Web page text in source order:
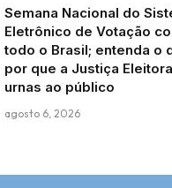
Semana Nacional do
Eletrônico de Votação
todo o Brasil; entenda o
por que a Justiça
urnas ao público
agosto 6, 2026